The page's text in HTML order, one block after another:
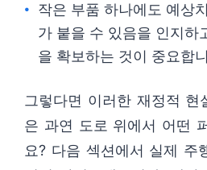
작은 부품 하나에도 예상
가 붙을 수 있음을 인지하
을 확보하는 것이 중요합
그렇다면 이러한 재정적 현
은 과연 도로 위에서 어떤
요? 다음 섹션에서 실제 주